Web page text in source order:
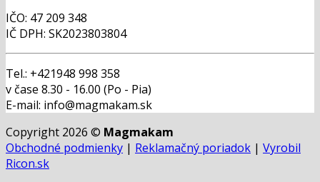
IČO: 47 209 348
IČ DPH: SK2023803804
Tel.: +421948 998 358
v čase 8.30 - 16.00 (Po - Pia)
E-mail: info@magmakam.sk
Copyright 2026 © Magmakam
Obchodné podmienky | Reklamačný poriadok | Vyrobil
Ricon.sk